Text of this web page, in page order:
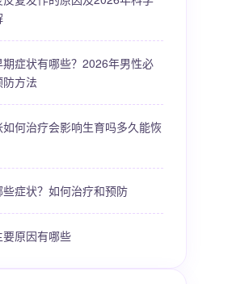
症状有哪些？2026年男性必
方法
何治疗会影响生育吗多久能恢
症状？如何治疗和预防
原因有哪些